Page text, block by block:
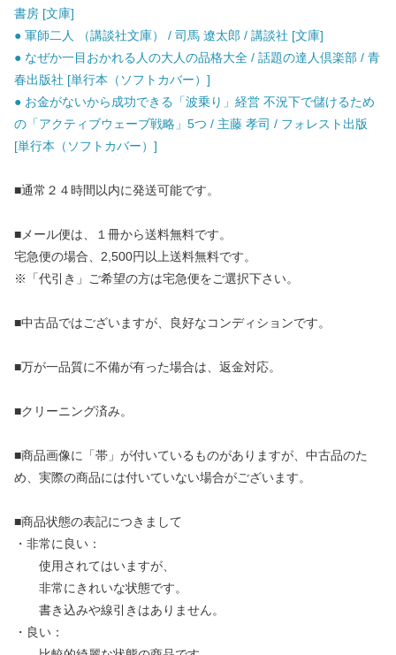
書房 [文庫]
● 軍師二人 （講談社文庫） / 司馬 遼太郎 / 講談社 [文庫]
● なぜか一目おかれる人の大人の品格大全 / 話題の達人倶楽部 / 青
春出版社 [単行本（ソフトカバー）]
● お金がないから成功できる「波乗り」経営 不況下で儲けるため
の「アクティブウェーブ戦略」5つ / 主藤 孝司 / フォレスト出版
[単行本（ソフトカバー）]
■通常２４時間以内に発送可能です。
■メール便は、１冊から送料無料です。
宅急便の場合、2,500円以上送料無料です。
※「代引き」ご希望の方は宅急便をご選択下さい。
■中古品ではございますが、良好なコンディションです。
■万が一品質に不備が有った場合は、返金対応。
■クリーニング済み。
■商品画像に「帯」が付いているものがありますが、中古品のた
め、実際の商品には付いていない場合がございます。
■商品状態の表記につきまして
・非常に良い：
使用されてはいますが、
非常にきれいな状態です。
書き込みや線引きはありません。
・良い：